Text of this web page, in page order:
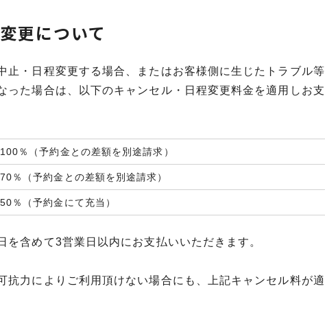
更について
止・日程変更する場合、またはお客様側に生じたトラブル等
た場合は、以下のキャンセル・日程変更料金を適用しお支
％（予約金との差額を別途請求）
％（予約金との差額を別途請求）
％（予約金にて充当）
含めて3営業日以内にお支払いいただきます。
力によりご利用頂けない場合にも、上記キャンセル料が適